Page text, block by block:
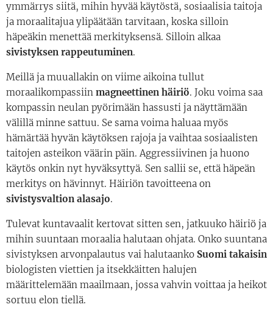
ymmärrys siitä, mihin hyvää käytöstä, sosiaalisia taitoja
ja moraalitajua ylipäätään tarvitaan, koska silloin
häpeäkin menettää merkityksensä. Silloin alkaa
sivistyksen rappeutuminen.
Meillä ja muuallakin on viime aikoina tullut
moraalikompassiin magneettinen häiriö. Joku voima saa
kompassin neulan pyörimään hassusti ja näyttämään
välillä minne sattuu. Se sama voima haluaa myös
hämärtää hyvän käytöksen rajoja ja vaihtaa sosiaalisten
taitojen asteikon väärin päin. Aggressiivinen ja huono
käytös onkin nyt hyväksyttyä. Sen sallii se, että häpeän
merkitys on hävinnyt. Häiriön tavoitteena on
sivistysvaltion alasajo.
Tulevat kuntavaalit kertovat sitten sen, jatkuuko häiriö ja
mihin suuntaan moraalia halutaan ohjata. Onko suuntana
sivistyksen arvonpalautus vai halutaanko Suomi takaisin
biologisten viettien ja itsekkäitten halujen
määrittelemään maailmaan, jossa vahvin voittaa ja heikot
sortuu elon tiellä.